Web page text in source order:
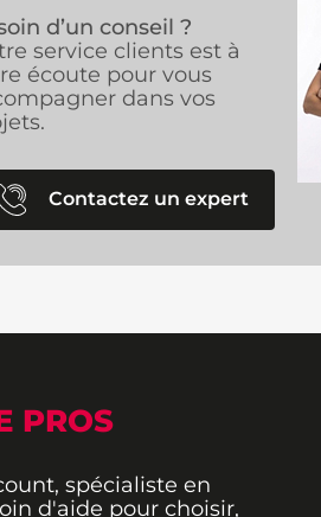
d’un conseil ?
service clients est à
écoute pour vous
dans vos
Contactez un expert
PROS
spécialiste en
d'aide pour choisir,